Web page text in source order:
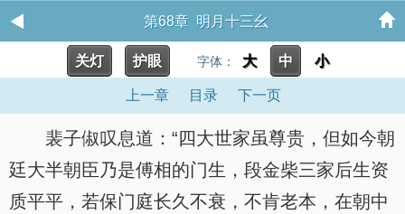
第68章 明月十三幺
关灯 护眼 字体： 大 中 小
上一章 目录 下一页
裴子俶叹息道：“四大世家虽尊贵，但如今朝
廷大半朝臣乃是傅相的门生，段金柴三家后生资
质平平，若保门庭长久不衰，不肯老本，在朝中